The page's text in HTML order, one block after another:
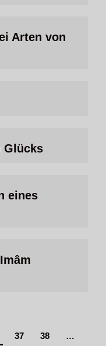
Arten von
Glücks
eines
37 38 …